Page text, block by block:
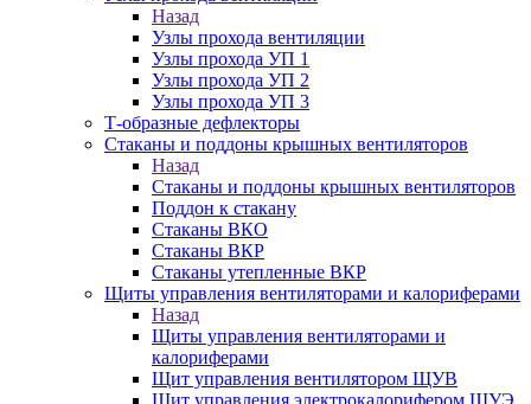
Назад
Узлы прохода вентиляции
Узлы прохода УП 1
Узлы прохода УП 2
Узлы прохода УП 3
Т-образные дефлекторы
Стаканы и поддоны крышных вентиляторов
Назад
Стаканы и поддоны крышных вентиляторов
Поддон к стакану
Стаканы ВКО
Стаканы ВКР
Стаканы утепленные ВКР
Щиты управления вентиляторами и калориферами
Назад
Щиты управления вентиляторами и
калориферами
Щит управления вентилятором ЩУВ
Щит управления электрокалорифером ЩУЭ